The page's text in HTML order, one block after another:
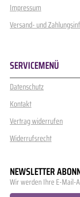
Impressum
Versand- und
SERVICEMENÜ
Datenschutz
Kontakt
Vertrag widerrufen
Widerrufsrecht
NEWSLETTER
Wir werden Ihre E-Mail-